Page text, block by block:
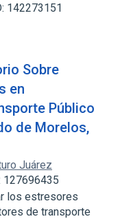
142273151
Sobre
en
Público
de Morelos,
Juárez
127696435
los estresores
de transporte